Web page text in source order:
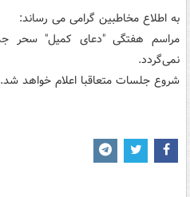
به اطلاع مخاطبین گرامی می رساند:
نمی‌گردد.
شروع جلسات متعاقبا اعلام خواهد شد.